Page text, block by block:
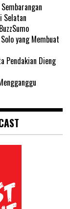
Selatan
yang Membuat
Pendakian Dieng